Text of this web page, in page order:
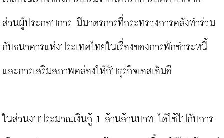
ส่วนผู้ประกอบการ มีมาตรการที่กระทรวงการคลังทำร่วม
กับธนาคารแห่งประเทศไทยในเรื่องของการพักชำระหนี้
และการเสริมสภาพคล่องให้กับธุรกิจเอสเอ็มอี
ในส่วนงบประมาณเงินกู้ 1 ล้านล้านบาท ได้ใช้ไปกับการ